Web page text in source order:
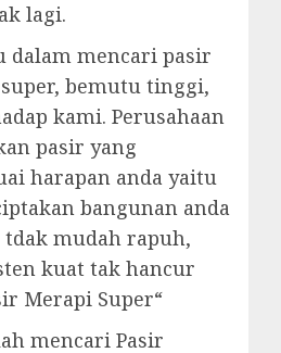
lagi.
dalam mencari pasir
bemutu tinggi,
kami. Perusahaan
pasir yang
harapan anda yaitu
bangunan anda
mudah rapuh,
kuat tak hancur
Merapi Super“
mencari Pasir